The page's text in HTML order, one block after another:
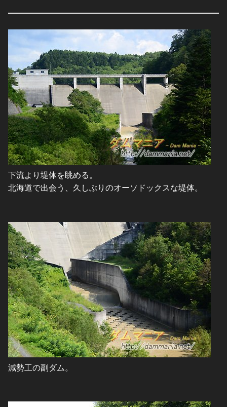
下流より堤体を眺める。
北海道で出会う、久しぶりのオーソドックスな堤体。
減勢工の副ダム。